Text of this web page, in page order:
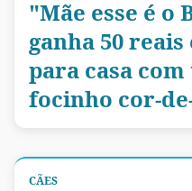
"Mãe esse é o
ganha 50
para casa
focinho cor-
CÃES